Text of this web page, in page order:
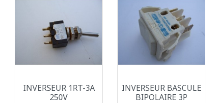
INVERSEUR 1RT-3A
250V
INVERSEUR BASCULE
BIPOLAIRE 3P